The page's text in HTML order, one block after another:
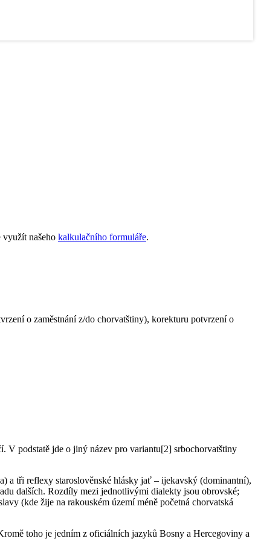
využít našeho kalkulačního formuláře.
o zaměstnání z/do chorvatštiny), korekturu potvrzení o
V podstatě jde o jiný název pro variantu[2] srbochorvatštiny
a tři reflexy staroslověnské hlásky jať – ijekavský (dominantní),
dalších. Rozdíly mezi jednotlivými dialekty jsou obrovské;
(kde žije na rakouském území méně početná chorvatská
toho je jedním z oficiálních jazyků Bosny a Hercegoviny a